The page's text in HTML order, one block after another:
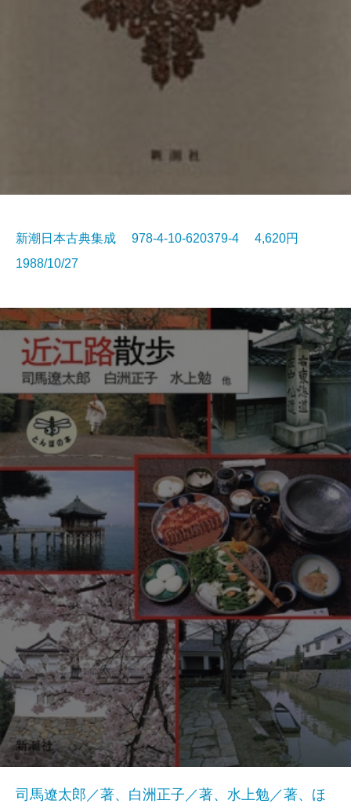
新潮日本古典集成 978-4-10-620379-4 4,620円
1988/10/27
司馬遼太郎／著、白洲正子／著、水上勉／著、ほ